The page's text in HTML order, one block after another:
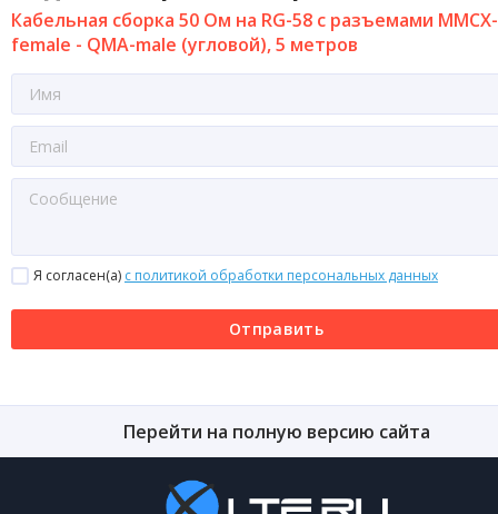
Кабельная сборка 50 Ом на RG-58 с разъемами MMCX-
female - QMA-male (угловой), 5 метров
Я согласен(a) с политикой обработки персональных данных
Отправить
Перейти на полную версию сайта